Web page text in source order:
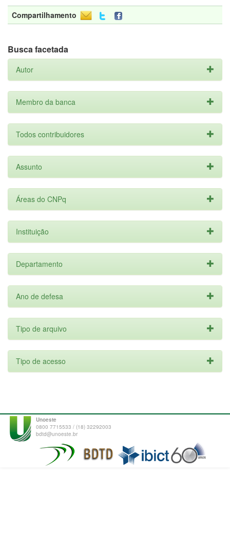
Compartilhamento
Busca facetada
Autor
Membro da banca
Todos contribuidores
Assunto
Áreas do CNPq
Instituição
Departamento
Ano de defesa
Tipo de arquivo
Tipo de acesso
Unoeste
0800 7715533 / (18) 32292003
bdtd@unoeste.br